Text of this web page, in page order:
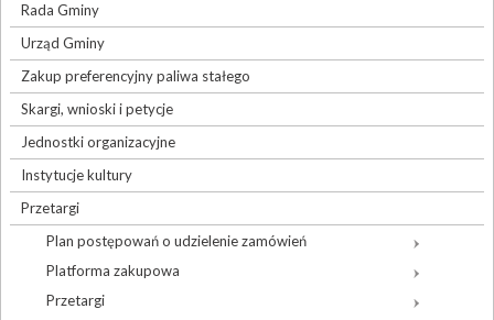
Rada Gminy
Urząd Gminy
Zakup preferencyjny paliwa stałego
Skargi, wnioski i petycje
Jednostki organizacyjne
Instytucje kultury
Przetargi
Plan postępowań o udzielenie zamówień
Platforma zakupowa
Przetargi